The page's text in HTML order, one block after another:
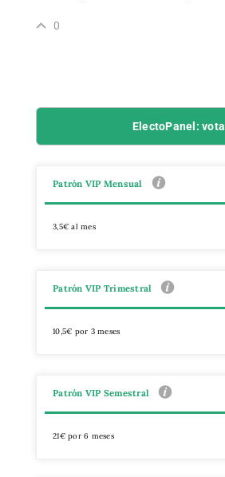
0
ElectoPanel: vota
Patrón VIP Mensual
3,5€ al mes
Patrón VIP Trimestral
10,5€ por 3 meses
Patrón VIP Semestral
21€ por 6 meses